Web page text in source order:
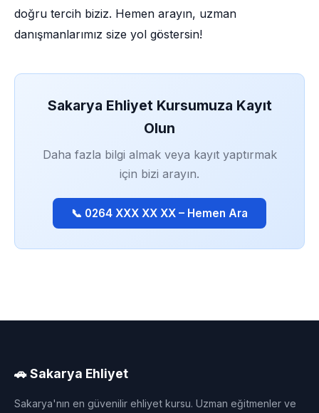
doğru tercih biziz. Hemen arayın, uzman
danışmanlarımız size yol göstersin!
Sakarya Ehliyet Kursumuza Kayıt
Olun
Daha fazla bilgi almak veya kayıt yaptırmak
için bizi arayın.
📞 0264 XXX XX XX – Hemen Ara
🚗 Sakarya Ehliyet
Sakarya'nın en güvenilir ehliyet kursu. Uzman eğitmenler ve